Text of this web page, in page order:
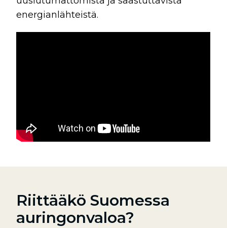
energianlähteistä.
Riittääkö Suomessa
auringonvaloa?